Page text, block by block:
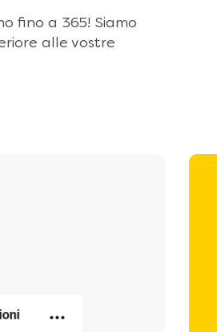
fino a 365! Siamo
alle vostre